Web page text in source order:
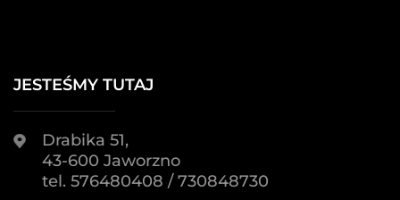
JESTEŚMY TUTAJ
Drabika 51,
43-600 Jaworzno
tel. 576480408 / 730848730